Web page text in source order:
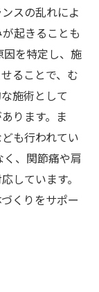
スの乱れによ
起きることも
因を特定し、施
ることで、む
施術として
ります。ま
も行われてい
、関節痛や肩
しています。
くりをサポー